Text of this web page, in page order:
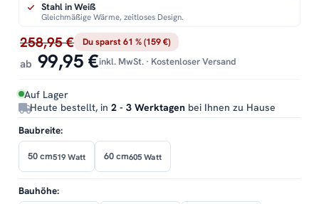
258,95 € Du sparst 61 % (159 €)
ab 99,95 €inkl. MwSt. · Kostenloser Versand
Auf Lager
Heute bestellt, in 2 - 3 Werktagen bei Ihnen zu Hause
Stahl in Weiß
Gleichmäßige Wärme, zeitloses Design.
Baubreite:
50 cm519 Watt 60 cm605 Watt
Bauhöhe: